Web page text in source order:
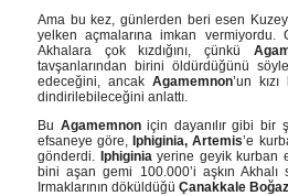
Ama bu kez, günlerden beri esen
yelken açmalarına imkan
Akhalara çok kızdığını, çünkü
tavşanlarından birini öldürdüğünü
edeceğini, ancakAgamemnon’un kızı
dindirilebileceğini anlattı.
Bu Agamemnoniçin dayanılır gibi bir
efsaneye göre, Iphiginia, Artemis’e
gönderdi. Iphiginiayerine geyik kurban
bini aşan gemi 100.000’i aşkın Akhalı
Irmaklarının döküldüğü Çanakkale